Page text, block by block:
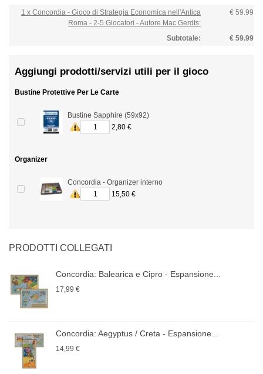
1 x Concordia - Gioco di Strategia Economica nell'Antica
Roma - 2-5 Giocatori - Autore Mac Gerdts:
€ 59.99
Subtotale: € 59.99
Aggiungi prodotti/servizi utili per il gioco
Bustine Protettive Per Le Carte
Bustine Sapphire (59x92)
2,80 €
Organizer
Concordia - Organizer interno
15,50 €
PRODOTTI COLLEGATI
Concordia: Balearica e Cipro - Espansione...
17,99 €
Concordia: Aegyptus / Creta - Espansione...
14,99 €